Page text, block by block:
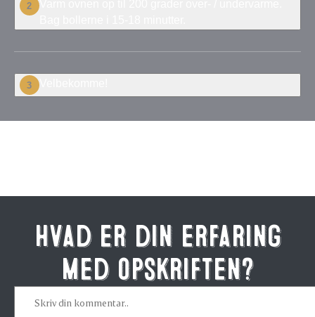
2
Varm ovnen op til 200 grader over- / undervarme.
3 Velbekomme!
Hvad er din erfaring
med opskriften?